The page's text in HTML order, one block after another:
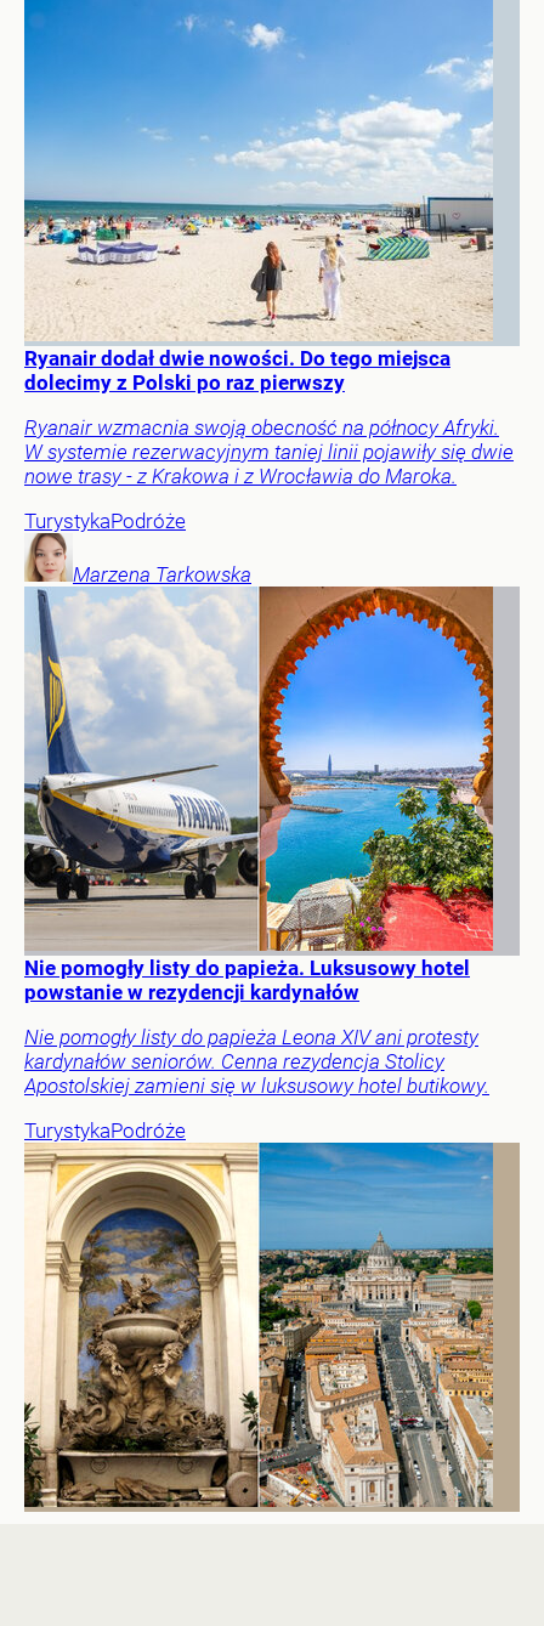
Ryanair dodał dwie nowości. Do tego miejsca
dolecimy z Polski po raz pierwszy
Ryanair wzmacnia swoją obecność na północy Afryki.
W systemie rezerwacyjnym taniej linii pojawiły się dwie
nowe trasy - z Krakowa i z Wrocławia do Maroka.
TurystykaPodróże
Marzena Tarkowska
Nie pomogły listy do papieża. Luksusowy hotel
powstanie w rezydencji kardynałów
Nie pomogły listy do papieża Leona XIV ani protesty
kardynałów seniorów. Cenna rezydencja Stolicy
Apostolskiej zamieni się w luksusowy hotel butikowy.
TurystykaPodróże